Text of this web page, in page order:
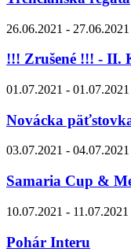
26.06.2021 - 27.06.2021
!!! Zrušené !!! - II.
01.07.2021 - 01.07.2021
Novácka
03.07.2021 - 04.07.2021
Samaria Cup &
10.07.2021 - 11.07.2021
Pohár Interu